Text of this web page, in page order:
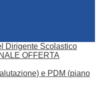
Dirigente Scolastico
OFFERTA
e PDM (piano